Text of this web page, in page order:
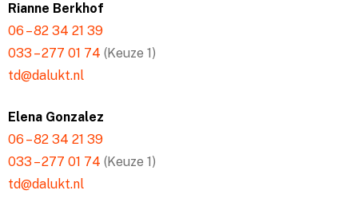
Rianne Berkhof
06 – 82 34 21 39
033 – 277 01 74 (Keuze 1)
td@dalukt.nl
Elena Gonzalez
06 – 82 34 21 39
033 – 277 01 74 (Keuze 1)
td@dalukt.nl